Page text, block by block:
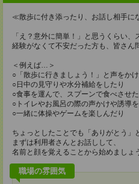
≪散歩に付き添ったり、お話し相手に
「え？意外に簡単！」と思うくらい、
経験がなくて不安だった方も、皆さん
＜例えば…＞
○「散歩に行きましょう！」と声をか
○日中の見守りや水分補給をしたり
○食事を運んで、スプーンで食べさせた
○トイレやお風呂の際の声かけや誘導
○一緒に体操やゲームを楽しんだり
ちょっとしたことでも「ありがとう」
まずは利用者さんとお話しして、
名前と顔を覚えることから始めましょ
職場の雰囲気